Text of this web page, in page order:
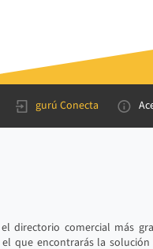
gurú Conecta
directorio comercial más
que encontrarás la